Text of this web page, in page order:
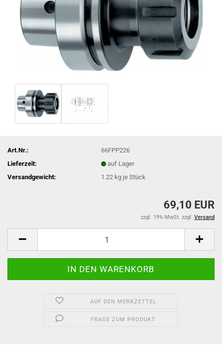
Art.Nr.:
66FPP226
Lieferzeit:
auf Lager
Versandgewicht:
1.22 kg je Stück
69,10 EUR
zzgl. 19% MwSt. zzgl. Versand
AUF DEN MERKZETTEL
FRAGE ZUM PRODUKT